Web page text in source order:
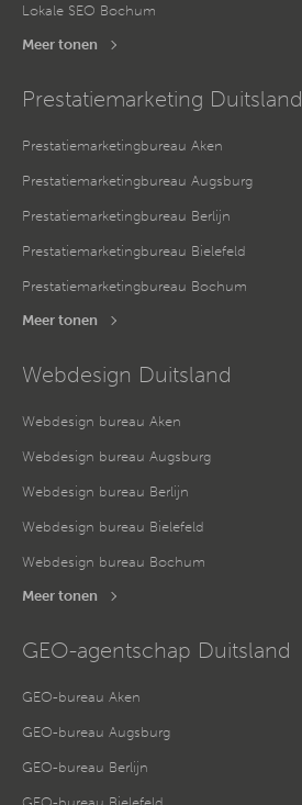
Lokale SEO Bochum
Meer tonen
Prestatiemarketing Duitsland
Prestatiemarketingbureau Aken
Prestatiemarketingbureau Augsburg
Prestatiemarketingbureau Berlijn
Prestatiemarketingbureau Bielefeld
Prestatiemarketingbureau Bochum
Meer tonen
Webdesign Duitsland
Webdesign bureau Aken
Webdesign bureau Augsburg
Webdesign bureau Berlijn
Webdesign bureau Bielefeld
Webdesign bureau Bochum
Meer tonen
GEO-agentschap Duitsland
GEO-bureau Aken
GEO-bureau Augsburg
GEO-bureau Berlijn